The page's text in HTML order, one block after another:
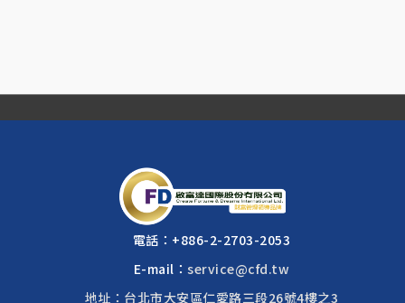
電話： +886-2-2703-2053
E-mail：service@cfd.tw
地址：台北市大安區仁愛路三段26號4樓之3